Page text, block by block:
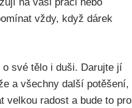
vždy, když dárek
o své tělo i duši. Darujte jí
a všechny další potěšení,
velkou radost a bude to pro